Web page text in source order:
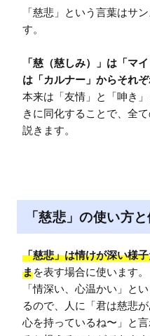
「慈悲」という言葉はサ
す。
「慈（慈しみ）」は「マ
は「カルナー」からそれぞ
本来は「友情」と「呻き
きに同化することで、全
説きます。
「慈悲」の使い方
「慈悲」は情けが深い様
まを表す場合に使います。
「情深い、心温かい」と
るので、人に「君は慈悲
心を持っているね〜」と